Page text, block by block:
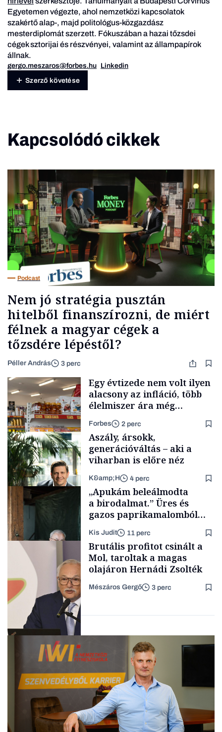
Egyetemen végezte, ahol nemzetközi kapcsolatok
szakértő alap-, majd politológus-közgazdász
mesterdiplomát szerzett. Fókuszában a hazai tőzsdei
cégek sztorijai és részvényei, valamint az állampapírok
állnak.
gergo.meszaros@forbes.hu Linkedin
Szerző követése
Kapcsolódó cikkek
Podcast
Nem jó stratégia pusztán
hitelből finanszírozni, de miért
félnek a magyar cégek a
tőzsdére lépéstől?
Péller András 3 perc
Makro
Egy évtizede nem volt ilyen
alacsony az infláció, több
élelmiszer ára még
rohamosan csökken is
Forbes 2 perc
TÁMOGATÓI
TARTALOM
Aszály, ársokk,
generációváltás – aki a
viharban is előre néz
K&amp;H 4 perc
Családi
vállalkozások
„Apukám beleálmodta
a birodalmat.” Üres és
gazos paprikamalomból
lett az igazi családi
fűszersztori
Kis Judit 11 perc
Befektetés
Brutális profitot csinált a
Mol, taroltak a magas
olajáron Hernádi Zsolték
Mészáros Gergő 3 perc